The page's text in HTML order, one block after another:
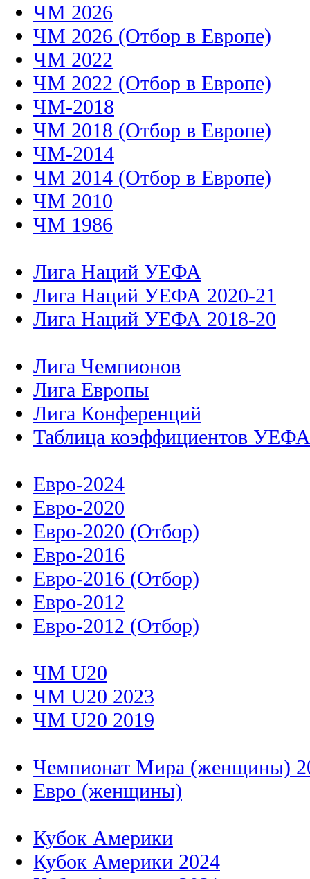
ЧМ 2026
ЧМ 2026 (Отбор в Европе)
ЧМ 2022
ЧМ 2022 (Отбор в Европе)
ЧМ-2018
ЧМ 2018 (Отбор в Европе)
ЧМ-2014
ЧМ 2014 (Отбор в Европе)
ЧМ 2010
ЧМ 1986
Лига Наций УЕФА
Лига Наций УЕФА 2020-21
Лига Наций УЕФА 2018-20
Лига Чемпионов
Лига Европы
Лига Конференций
Таблица коэффициентов УЕФА
Евро-2024
Евро-2020
Евро-2020 (Отбор)
Евро-2016
Евро-2016 (Отбор)
Евро-2012
Евро-2012 (Отбор)
ЧМ U20
ЧМ U20 2023
ЧМ U20 2019
Чемпионат Мира (женщины)
Евро (женщины)
Кубок Америки
Кубок Америки 2024